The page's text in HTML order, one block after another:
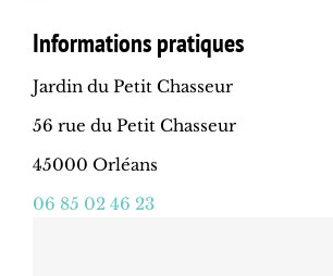
Informations pratiques
Jardin du Petit Chasseur
56 rue du Petit Chasseur
45000 Orléans
06 85 02 46 23